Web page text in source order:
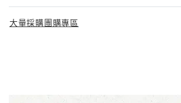
大量採購團購專區